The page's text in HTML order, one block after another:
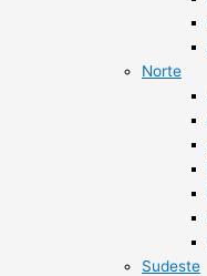
Norte
Sudeste